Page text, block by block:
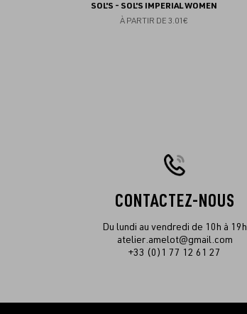
SOL'S - SOL'S IMPERIAL WOMEN
À PARTIR DE 3.01€
CONTACTEZ-NOUS
Du lundi au vendredi de 10h à 19h
atelier.amelot@gmail.com
+33 (0)1 77 12 61 27